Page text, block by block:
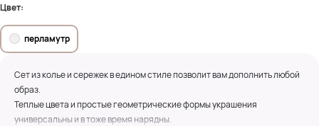
Цвет:
перламутр
Сет из колье и сережек в едином стиле позволит вам дополнить любой
образ.
Теплые цвета и простые геометрические формы украшения
универсальны и в тоже время нарядны.